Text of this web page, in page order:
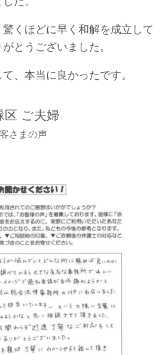
くほどに早く和解を成立して
とうございました。
、本当に良かったです。
区 ご夫婦
さまの声